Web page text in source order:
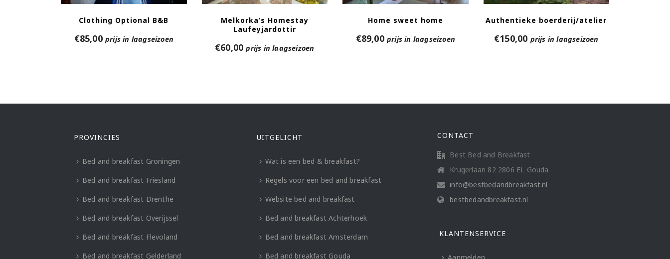
Clothing Optional B&B
€85,00 prijs in laagseizoen
Melkorka’s Homestay
Laufeyjardottir
€60,00 prijs in laagseizoen
Home sweet home
€89,00 prijs in laagseizoen
Authentieke boerderij/atelier
€150,00 prijs in laagseizoen
PROVINCIES
Bed and breakfast Groningen
Bed and breakfast Friesland
Bed and breakfast Drenthe
Bed and breakfast Overijssel
Bed and breakfast Flevoland
Bed and breakfast Gelderland
UITGELICHT
Wat is een bed & breakfast?
Regels voor een bed and breakfast
Website bed and breakfast
Bed and breakfast Achterhoek
Bed and breakfast Amsterdam
Bed and breakfast Gouda
CONTACT
Best Bed and Breakfast
Krugerlaan 82 2806 EL Gouda
info@bestbedandbreakfast.nl
bestbedandbreakfast.nl
KLANTENSERVICE